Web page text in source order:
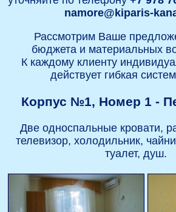
namore@kiparis-
Рассмотрим Ваше
бюджета и материальных
К каждому клиенту
действует гибкая
Корпус №1, Номер 1 -
Две односпальные кровати,
телевизор, холодильник,
туалет, душ.